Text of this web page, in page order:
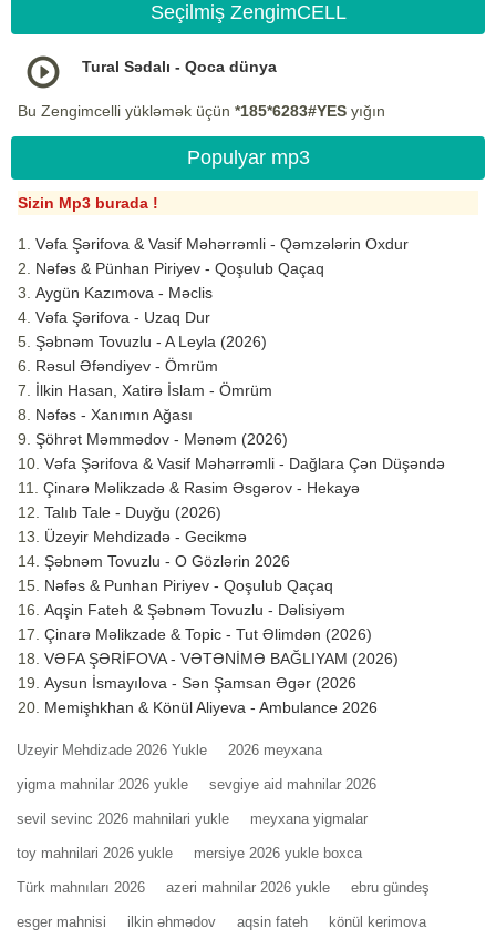
Seçilmiş ZengimCELL
Tural Sədalı - Qoca dünya
Bu Zengimcelli yükləmək üçün *185*6283#YES yığın
Populyar mp3
Sizin Mp3 burada !
Vəfa Şərifova & Vasif Məhərrəmli - Qəmzələrin Oxdur
Nəfəs & Pünhan Piriyev - Qoşulub Qaçaq
Aygün Kazımova - Məclis
Vəfa Şərifova - Uzaq Dur
Şəbnəm Tovuzlu - A Leyla (2026)
Rəsul Əfəndiyev - Ömrüm
İlkin Hasan, Xatirə İslam - Ömrüm
Nəfəs - Xanımın Ağası
Şöhrət Məmmədov - Mənəm (2026)
Vəfa Şərifova & Vasif Məhərrəmli - Dağlara Çən Düşəndə
Çinarə Məlikzadə & Rasim Əsgərov - Hekayə
Talıb Tale - Duyğu (2026)
Üzeyir Mehdizadə - Gecikmə
Şəbnəm Tovuzlu - O Gözlərin 2026
Nəfəs & Punhan Piriyev - Qoşulub Qaçaq
Aqşin Fateh & Şəbnəm Tovuzlu - Dəlisiyəm
Çinarə Məlikzade & Topic - Tut Əlimdən (2026)
VƏFA ŞƏRİFOVA - VƏTƏNİMƏ BAĞLIYAM (2026)
Aysun İsmayılova - Sən Şamsan Əgər (2026
Memişhkhan & Könül Aliyeva - Ambulance 2026
Uzeyir Mehdizade 2026 Yukle 2026 meyxana
yigma mahnilar 2026 yukle sevgiye aid mahnilar 2026
sevil sevinc 2026 mahnilari yukle meyxana yigmalar
toy mahnilari 2026 yukle mersiye 2026 yukle boxca
Türk mahnıları 2026 azeri mahnilar 2026 yukle ebru gündeş
esger mahnisi ilkin əhmədov aqsin fateh könül kerimova